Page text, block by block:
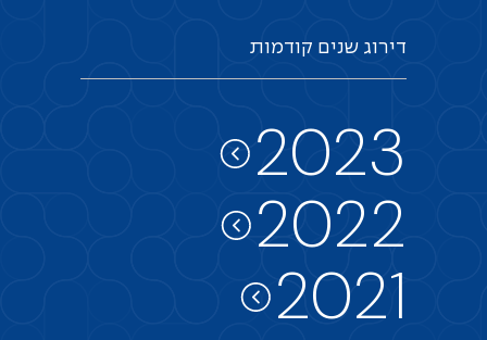
דירוג שנים קודמות
2023
2022
2021